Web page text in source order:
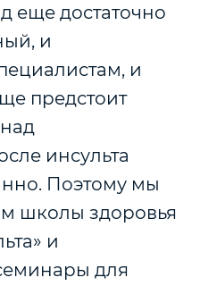
еще достаточно
и
и
предстоит
инсульта
Поэтому мы
школы здоровья
и
для